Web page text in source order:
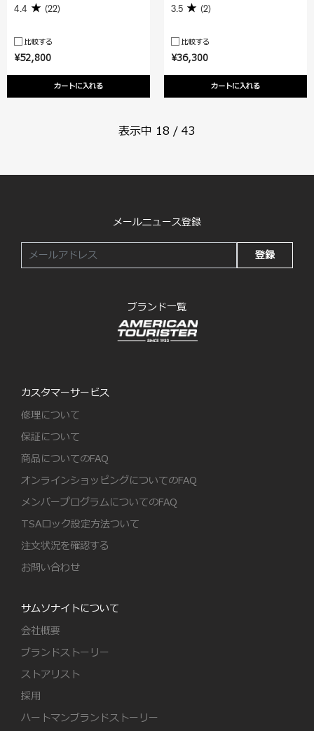
¥52,800
カートに入れる
4.4 (22)
比較する
¥36,300
カートに入れる
3.5 (2)
比較する
表示中 18 / 43
メールニュース登録
登録
ブランド一覧
カスタマーサービス
修理について
保証について
商品についてのFAQ
オンラインショッピングについてのFAQ
メンバープログラムについてのFAQ
TSAロック設定方法ついて
注文状況を確認する
お問い合わせ
サムソナイトについて
会社概要
ブランドストーリー
ストアリスト
採用
ハートマンブランドストーリー